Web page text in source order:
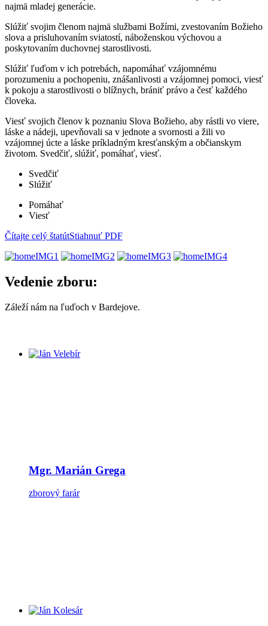
najmä mladej generácie.
Slúžiť svojim členom najmä službami Božími, zvestovaním Božieho
slova a prisluhovaním sviatostí, náboženskou výchovou a
poskytovaním duchovnej starostlivosti.
Slúžiť ľuďom v ich potrebách, napomáhať vzájomnému
porozumeniu a pochopeniu, znášanlivosti a vzájomnej pomoci, viesť
k pokoju a starostlivosti o blížnych, brániť právo a česť každého
človeka.
Viesť svojich členov k poznaniu Slova Božieho, aby rástli vo viere,
láske a nádeji, upevňovali sa v jednote a svornosti a žili vo
vzájomnej úcte a láske príkladným kresťanským a občianskym
životom. Svedčiť, slúžiť, pomáhať, viesť.
Svedčiť
Slúžiť
Pomáhať
Viesť
Čítajte celý štatútStiahnuť PDF
Vedenie zboru:
Záleží nám na ľuďoch v Bardejove.
Mgr. Marián Grega
zborový farár